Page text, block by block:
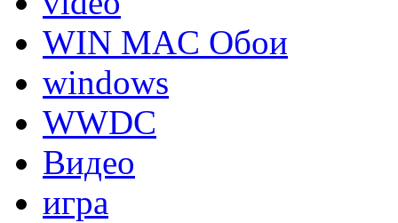
WIN MAC Обои
windows
WWDC
Видео
игра